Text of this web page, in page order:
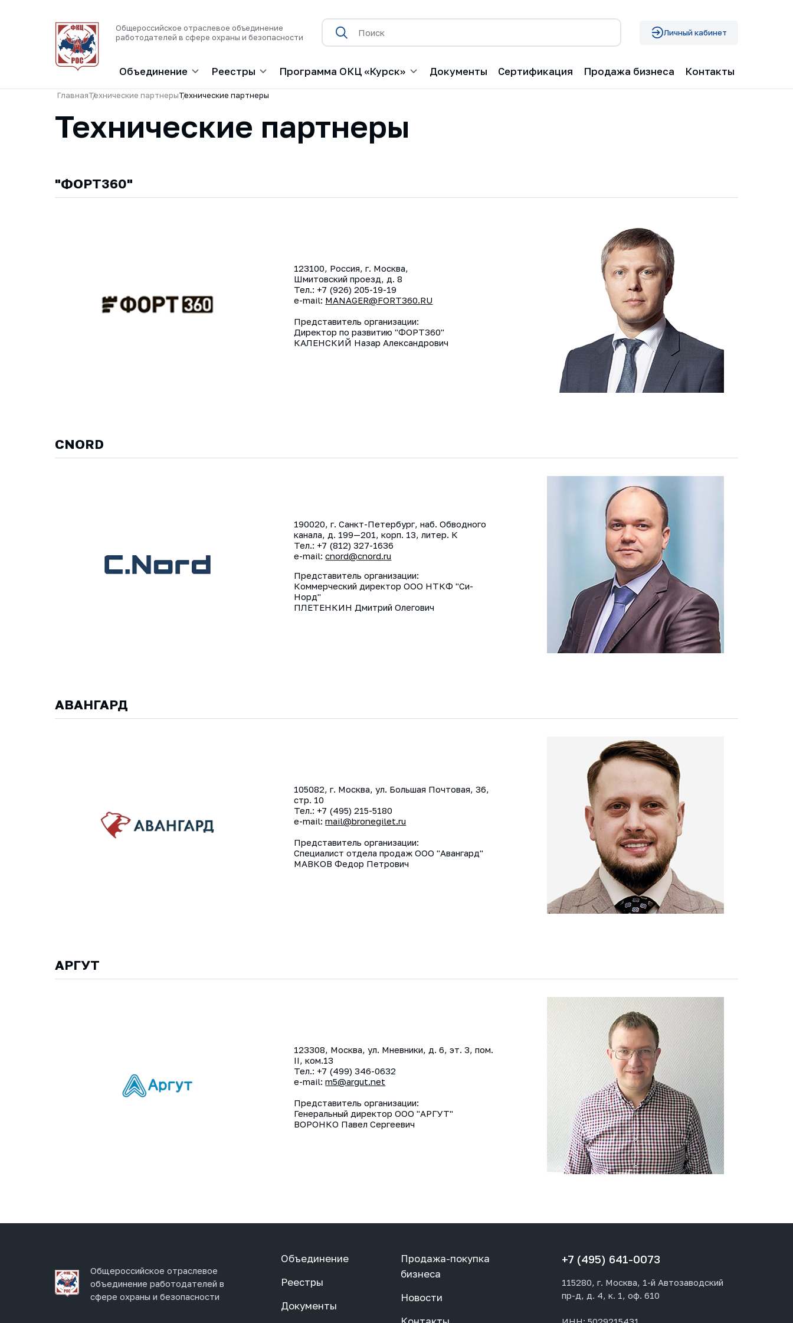
Общероссийское отраслевое объединение
работодателей в сфере охраны и безопасности
Личный кабинет
Объединение Реестры Программа ОКЦ «Курск» Документы Сертификация Продажа бизнеса Контакты
ГлавнаяТехнические партнерыТехнические партнеры
Технические партнеры
"ФОРТ360"
123100, Россия, г. Москва,
Шмитовский проезд, д. 8
Тел.: +7 (926) 205-19-19
e-mail: MANAGER@FORT360.RU
Представитель организации:
Директор по развитию "ФОРТ360"
КАЛЕНСКИЙ Назар Александрович
CNORD
190020, г. Санкт-Петербург, наб. Обводного
канала, д. 199—201, корп. 13, литер. К
Тел.: +7 (812) 327-1636
e-mail:cnord@cnord.ru
Представитель организации:
Коммерческий директор ООО НТКФ "Си-
Норд"
ПЛЕТЕНКИН Дмитрий Олегович
АВАНГАРД
105082, г. Москва, ул. Большая Почтовая, 36,
стр. 10
Тел.: +7 (495) 215-5180
e-mail:mail@bronegilet.ru
Представитель организации:
Специалист отдела продаж ООО "Авангард"
МАВКОВ Федор Петрович
АРГУТ
123308, Москва, ул. Мневники, д. 6, эт. 3, пом.
II, ком.13
Тел.: +7 (499) 346-0632
e-mail:m5@argut.net
Представитель организации:
Генеральный директор ООО "АРГУТ"
ВОРОНКО Павел Сергеевич
Общероссийское отраслевое
объединение работодателей в
сфере охраны и безопасности
Объединение
Реестры
Документы
Продажа-покупка
бизнеса
Новости
+7 (495) 641-0073
115280, г. Москва, 1-й Автозаводский
пр-д, д. 4, к. 1, оф. 610